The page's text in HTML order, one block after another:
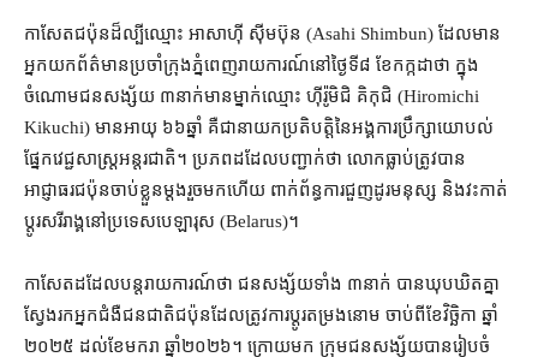
កាសែត​ជប៉ុន​ដ៏​ល្បីឈ្មោះ អាសាហ៊ី ស៊ីមប៊ុន (Asahi Shimbun) ដែល​មាន​
អ្នកយកព័ត៌មាន​ប្រចាំ​ក្រុងភ្នំពេញ​រាយការណ៍​នៅ​ថ្ងៃទី​៨ ខែកក្កដា​ថា ក្នុង​
ចំណោម​ជនសង្ស័យ ៣​នាក់​មាន​ម្នាក់​ឈ្មោះ ហ៊ីរ៉ូមិជិ គិកុជិ (Hiromichi
Kikuchi) មាន​អាយុ ៦៦​ឆ្នាំ គឺជា​នាយក​ប្រតិបត្តិ​នៃ​អង្គការ​ប្រឹក្សា​យោបល់​
ផ្នែក​វេជ្ជសាស្ត្រ​អន្តរជាតិ។ ប្រភព​ដដែល​បញ្ជាក់​ថា លោក​ធ្លាប់​ត្រូវ​បាន​
អាជ្ញាធរ​ជប៉ុន​ចាប់ខ្លួន​ម្ដង​រួច​មក​ហើយ ពាក់ព័ន្ធ​ការ​ជួញដូរ​មនុស្ស និង​វះកាត់​
ប្ដូរ​សរីរាង្គ​នៅ​ប្រទេស​បេឡារុស (Belarus)​។​
កាសែត​ដដែល​បន្ត​រាយការណ៍​ថា ជនសង្ស័យ​ទាំង ៣​នាក់ បាន​ឃុបឃិត​គ្នា​
ស្វែងរក​អ្នកជំងឺ​ជនជាតិ​ជប៉ុន​ដែល​ត្រូវ​ការ​ប្ដូរ​តម្រងនោម ចាប់ពី​ខែវិច្ឆិកា ឆ្នាំ​
២០២៥ ដល់​ខែមករា ឆ្នាំ​២០២៦​។ ក្រោយ​មក ក្រុម​ជនសង្ស័យ​បាន​រៀបចំ​